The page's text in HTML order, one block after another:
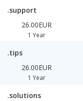
.support
26.00EUR
1 Year
.tips
26.00EUR
1 Year
.solutions